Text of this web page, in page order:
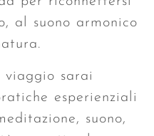
al suono armonico
viaggio sarai
esperienziali
suono,